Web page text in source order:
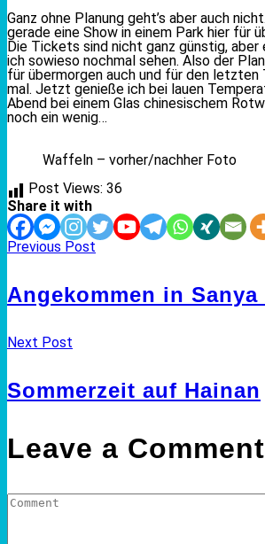
Ganz ohne Planung geht’s aber auch
gerade eine Show in einem Park hier für
Die Tickets sind nicht ganz günstig,
ich sowieso nochmal sehen. Also der
für übermorgen auch und für den letzten
mal. Jetzt genieße ich bei lauen
Abend bei einem Glas chinesischem
noch ein wenig…
Waffeln – vorher/nachher Foto
Post Views: 36
Share it with
Previous Post
Angekommen in Sanya
Next Post
Sommerzeit auf Hainan
Leave a Comment